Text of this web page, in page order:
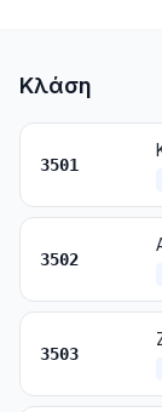
Κλάση
3501
3502
3503